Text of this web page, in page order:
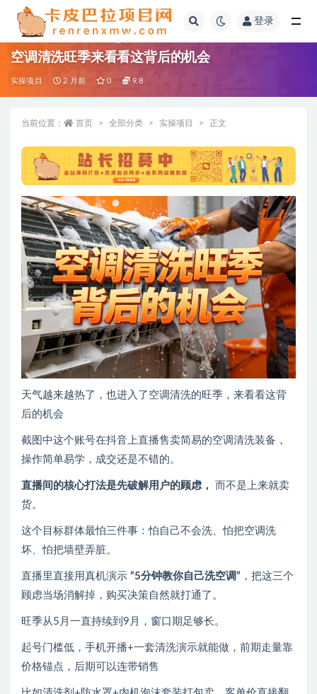
登录
空调清洗旺季来看看这背后的机会
实操项目 2 月前 0 9.8
当前位置： 首页 全部分类 实操项目 正文
天气越来越热了，也进入了空调清洗的旺季，来看看这背
后的机会
截图中这个账号在抖音上直播售卖简易的空调清洗装备，
操作简单易学，成交还是不错的。
直播间的核心打法是先破解用户的顾虑，
而不是上来就卖
货。
这个目标群体最怕三件事：怕自己不会洗、怕把空调洗
坏、怕把墙壁弄脏。
直播里直接用真机演示 “5分钟教你自己洗空调” ，把这三个
顾虑当场消解掉，购买决策自然就打通了。
旺季从5月一直持续到9月，窗口期足够长。
起号门槛低，手机开播+一套清洗演示就能做，前期走量靠
价格锚点，后期可以连带销售
全部